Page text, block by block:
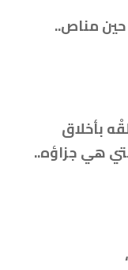
حين مناص..
بأخلاق
هي جزاؤه..